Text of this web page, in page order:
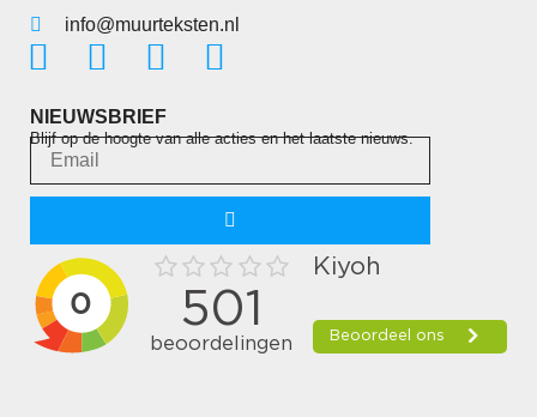
info@muurteksten.nl
NIEUWSBRIEF
Blijf op de hoogte van alle acties en het laatste nieuws.